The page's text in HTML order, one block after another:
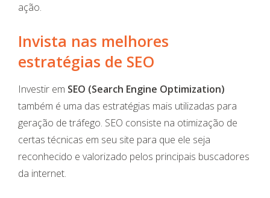
ação.
Invista nas melhores
estratégias de SEO
Investir em SEO (Search Engine Optimization)
também é uma das estratégias mais utilizadas para
geração de tráfego. SEO consiste na otimização de
certas técnicas em seu site para que ele seja
reconhecido e valorizado pelos principais buscadores
da internet.